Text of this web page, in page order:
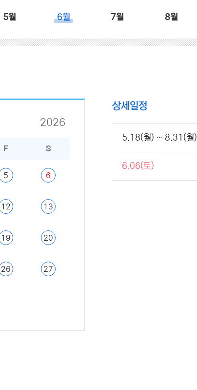
5월 6월 7월 8월
2026
F S
5 6
12 13
19 20
26 27
상세일정
5.18(월) ~ 8.31(월)
6.06(토)